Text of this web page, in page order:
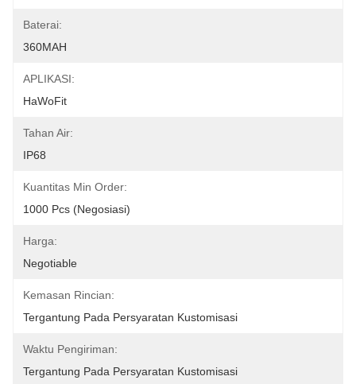
Baterai:
360MAH
APLIKASI:
HaWoFit
Tahan Air:
IP68
Kuantitas Min Order:
1000 Pcs (negosiasi)
Harga:
Negotiable
Kemasan Rincian:
Tergantung Pada Persyaratan Kustomisasi
Waktu Pengiriman:
Tergantung Pada Persyaratan Kustomisasi